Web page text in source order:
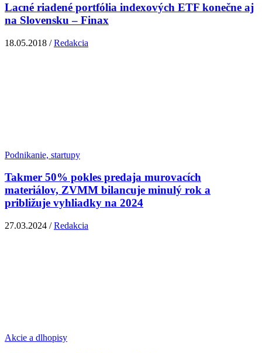
Lacné riadené portfólia indexových ETF konečne aj
na Slovensku – Finax
18.05.2018 /Redakcia
Podnikanie, startupy
Takmer 50% pokles predaja murovacích
materiálov, ZVMM bilancuje minulý rok a
približuje vyhliadky na 2024
27.03.2024 /Redakcia
Akcie a dlhopisy